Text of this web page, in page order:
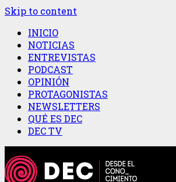
Skip to content
INICIO
NOTICIAS
ENTREVISTAS
PODCAST
OPINIÓN
PROTAGONISTAS
NEWSLETTERS
QUÉ ES DEC
DEC TV